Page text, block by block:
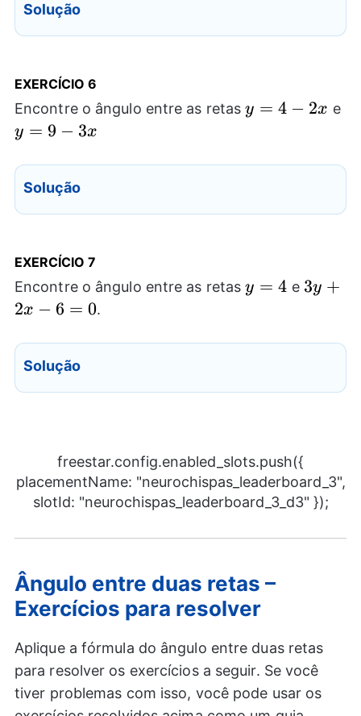
Solução
EXERCÍCIO 6
Encontre o ângulo entre as retasy=4-
y = 4 − 2x e
y = 9 − 3x
Solução
EXERCÍCIO 7
Encontre o ângulo entre as retasy=4
y = 4 e 3y+2x-
3y +
2x − 6 = 0.
Solução
freestar.config.enabled_slots.push({
placementName: "neurochispas_leaderboard_3",
slotId: "neurochispas_leaderboard_3_d3" });
Ângulo entre duas retas –
Exercícios para resolver
Aplique a fórmula do ângulo entre duas retas
para resolver os exercícios a seguir. Se você
tiver problemas com isso, você pode usar os